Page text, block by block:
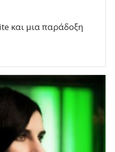
και μια παράδοξη